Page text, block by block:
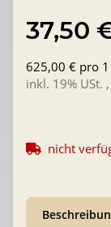
37,50
625,00 € pro
inkl. 19% USt.
nicht